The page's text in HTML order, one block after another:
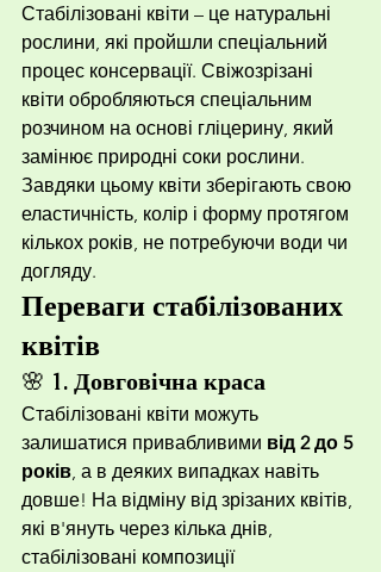
Стабілізовані квіти – це натуральні
рослини, які пройшли спеціальний
процес консервації. Свіжозрізані
квіти обробляються спеціальним
розчином на основі гліцерину, який
замінює природні соки рослини.
Завдяки цьому квіти зберігають свою
еластичність, колір і форму протягом
кількох років, не потребуючи води чи
догляду.
Переваги стабілізованих
квітів
🌸 1. Довговічна краса
Стабілізовані квіти можуть
залишатися привабливими від 2 до 5
років, а в деяких випадках навіть
довше! На відміну від зрізаних квітів,
які в'януть через кілька днів,
стабілізовані композиції